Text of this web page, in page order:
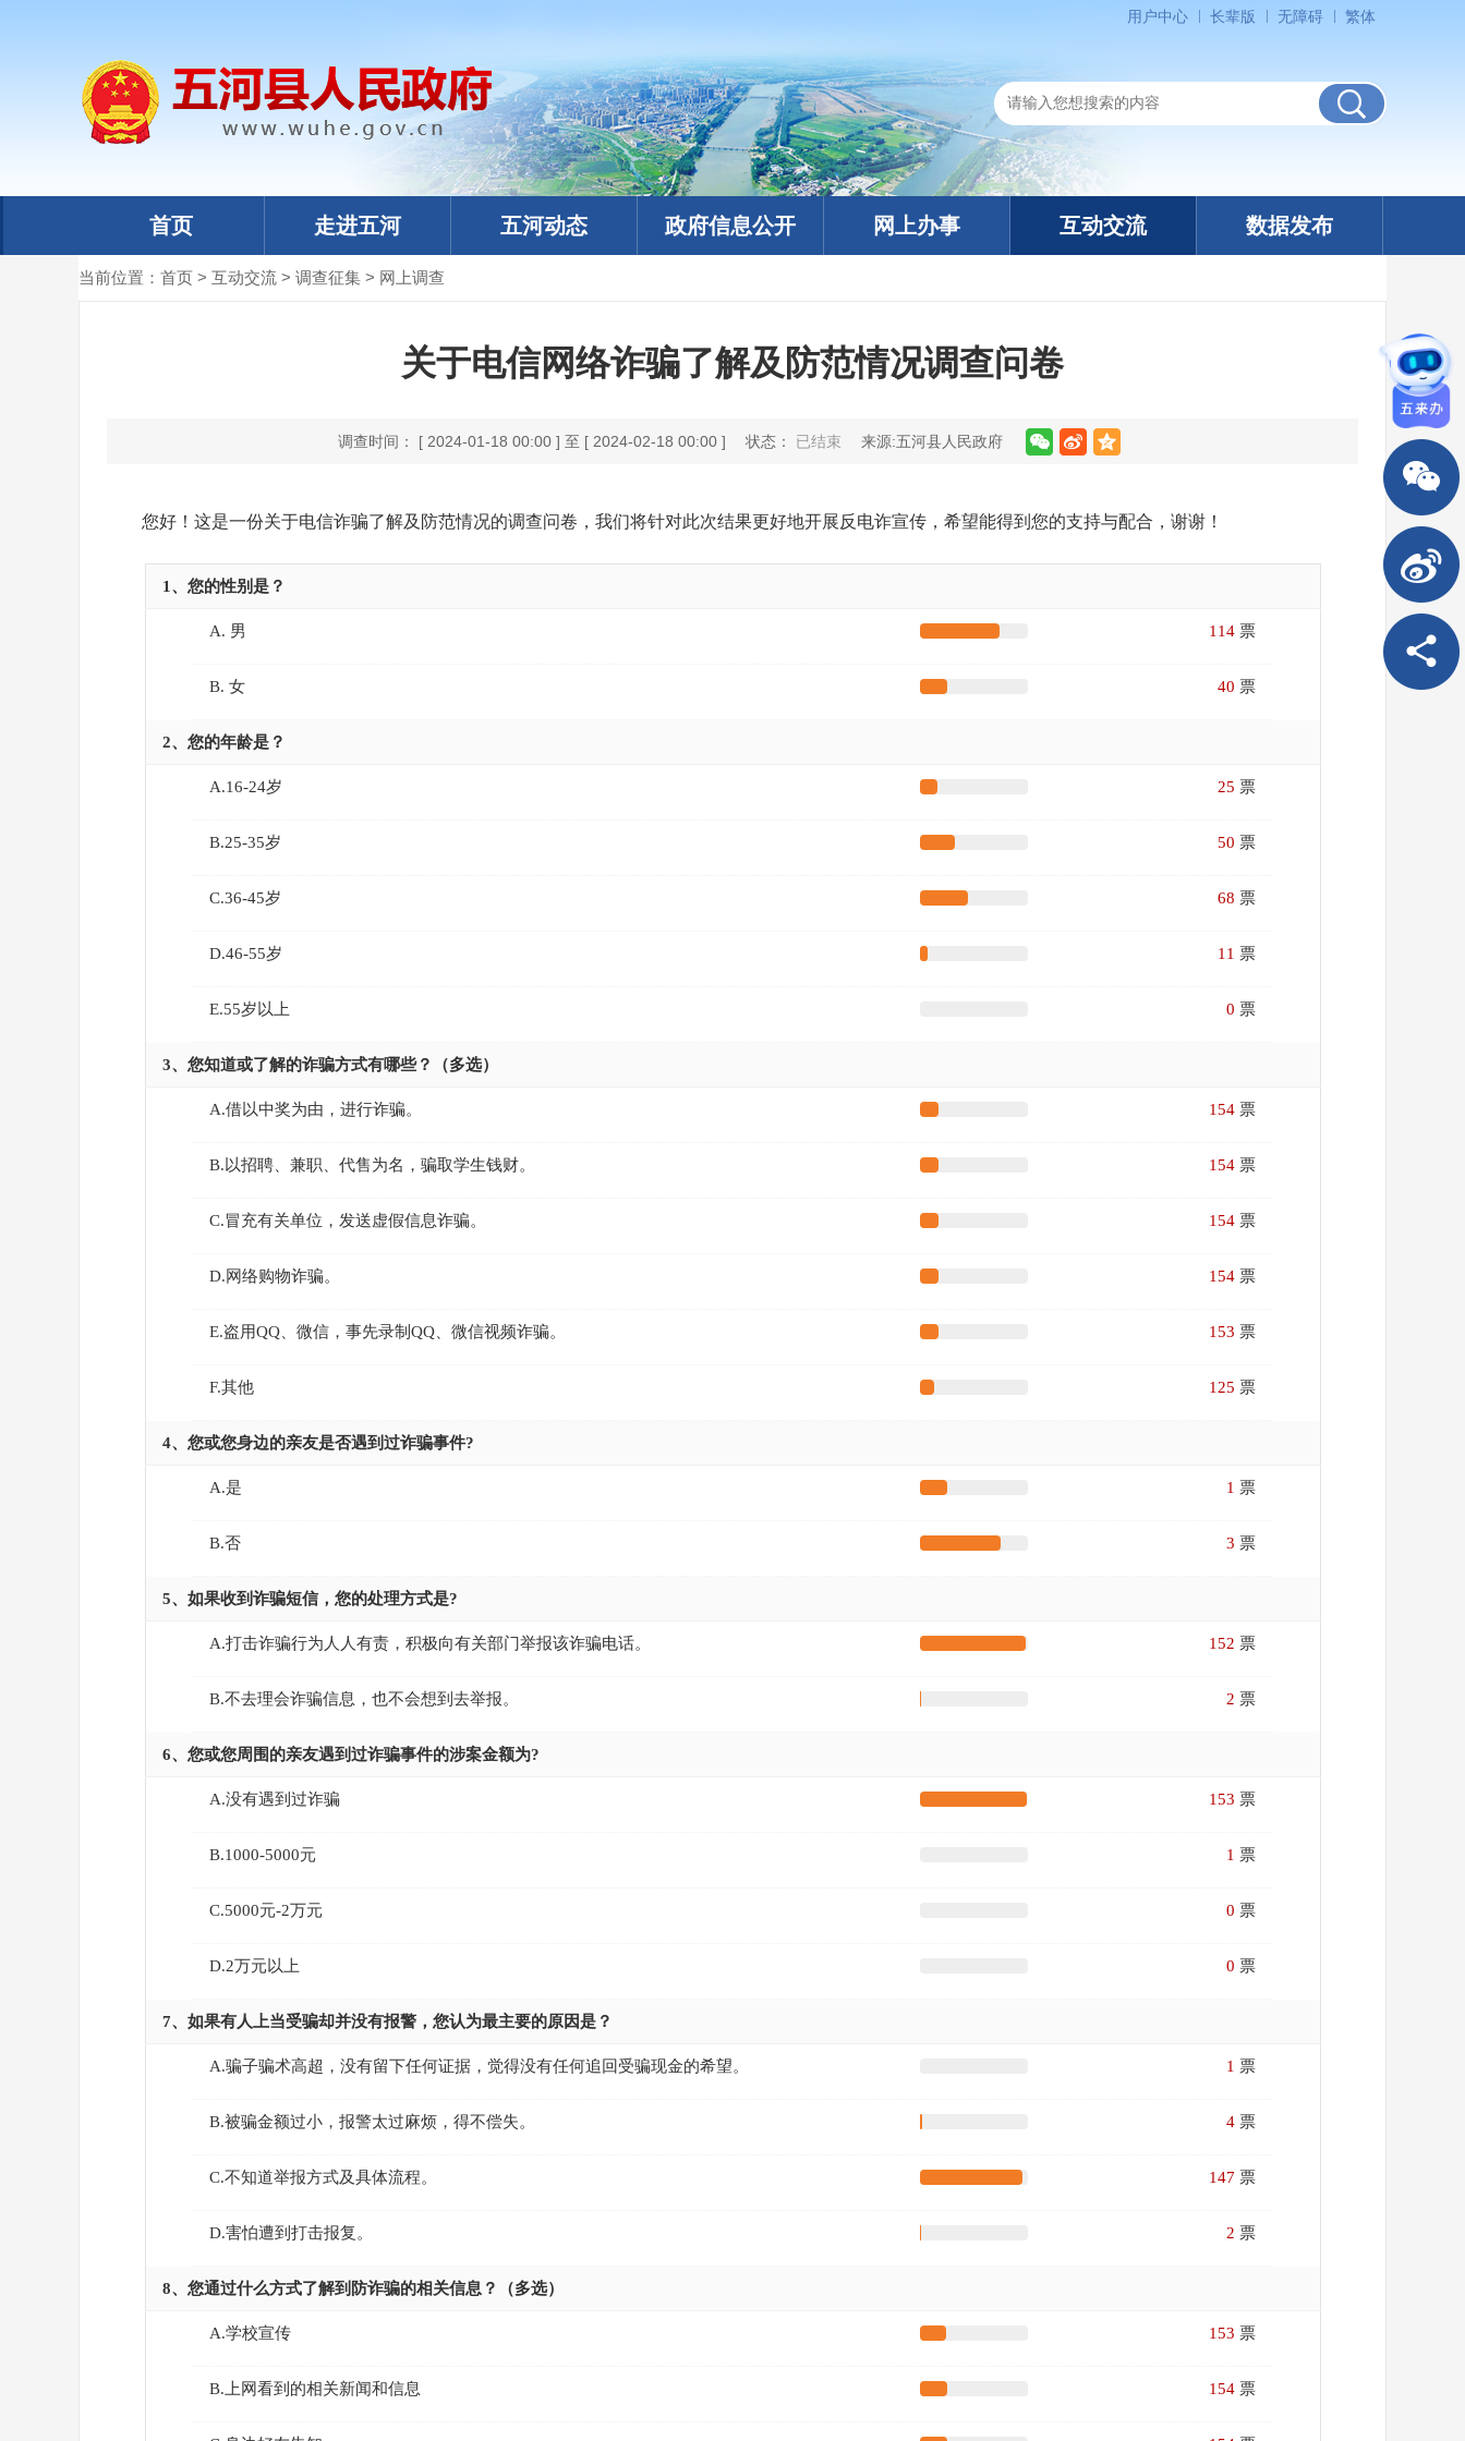
用户中心 长辈版 无障碍 繁体
首页 走进五河 五河动态 政府信息公开 网上办事 互动交流 数据发布
当前位置： 首页 > 互动交流 > 调查征集 > 网上调查
关于电信网络诈骗了解及防范情况调查问卷
调查时间： [ 2024-01-18 00:00 ] 至 [ 2024-02-18 00:00 ] 状态： 已结束 来源:五河县人民政府
您好！这是一份关于电信诈骗了解及防范情况的调查问卷，我们将针对此次结果更好地开展反电诈宣传，希望能得到您的支持与配合，谢谢！
1、您的性别是？
A. 男 114 票
B. 女 40 票
2、您的年龄是？
A.16-24岁 25 票
B.25-35岁 50 票
C.36-45岁 68 票
D.46-55岁 11 票
E.55岁以上 0 票
3、您知道或了解的诈骗方式有哪些？（多选）
A.借以中奖为由，进行诈骗。 154 票
B.以招聘、兼职、代售为名，骗取学生钱财。 154 票
C.冒充有关单位，发送虚假信息诈骗。 154 票
D.网络购物诈骗。 154 票
E.盗用QQ、微信，事先录制QQ、微信视频诈骗。 153 票
F.其他 125 票
4、您或您身边的亲友是否遇到过诈骗事件?
A.是 1 票
B.否 3 票
5、如果收到诈骗短信，您的处理方式是?
A.打击诈骗行为人人有责，积极向有关部门举报该诈骗电话。 152 票
B.不去理会诈骗信息，也不会想到去举报。 2 票
6、您或您周围的亲友遇到过诈骗事件的涉案金额为?
A.没有遇到过诈骗 153 票
B.1000-5000元 1 票
C.5000元-2万元 0 票
D.2万元以上 0 票
7、如果有人上当受骗却并没有报警，您认为最主要的原因是？
A.骗子骗术高超，没有留下任何证据，觉得没有任何追回受骗现金的希望。 1 票
B.被骗金额过小，报警太过麻烦，得不偿失。 4 票
C.不知道举报方式及具体流程。 147 票
D.害怕遭到打击报复。 2 票
8、您通过什么方式了解到防诈骗的相关信息？（多选）
A.学校宣传 153 票
B.上网看到的相关新闻和信息 154 票
政务微信